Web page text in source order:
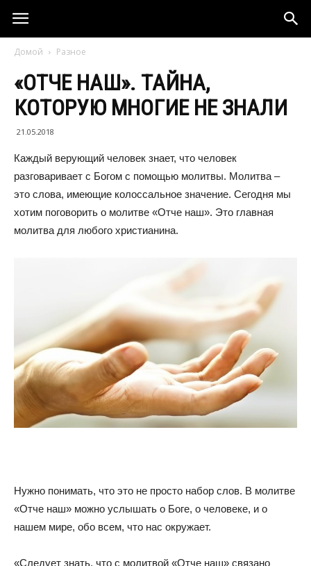
Домой Разное
«ОТЧЕ НАШ». ТАЙНА,
КОТОРУЮ МНОГИЕ НЕ ЗНАЛИ
21.05.2018
Каждый верующий человек знает, что человек
разговаривает с Богом с помощью молитвы. Молитва –
это слова, имеющие колоссальное значение. Сегодня мы
хотим поговорить о молитве «Отче наш». Это главная
молитва для любого христианина.
Нужно понимать, что это не просто набор слов. В молитве
«Отче наш» можно услышать о Боге, о человеке, и о
нашем мире, обо всем, что нас окружает.
«Следует знать, что с молитвой «Отче наш» связано